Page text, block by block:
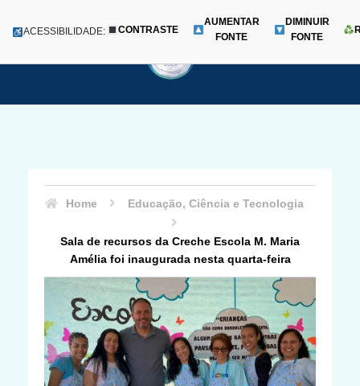
para
Menu
ACESSIBILIDADE: CONTRASTE
AUMENTAR
FONTE
DIMINUIR
FONTE
Home Educação, Ciência e Tecnologia
Sala de recursos da Creche Escola M. Maria
Amélia foi inaugurada nesta quarta-feira